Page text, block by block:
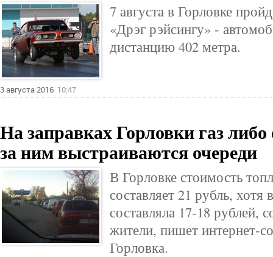
7 августа в Горловке
«Дрэг рэйсингу» -
дистанцию 402 метра.
3 августа 2016 10:47
На заправках Горловки газ либо
за ним выстраиваются очереди
В Горловке стоимость
составляет 21 рубль, хотя
составляла 17-18 рублей,
жители, пишет интернет-
Горловка.